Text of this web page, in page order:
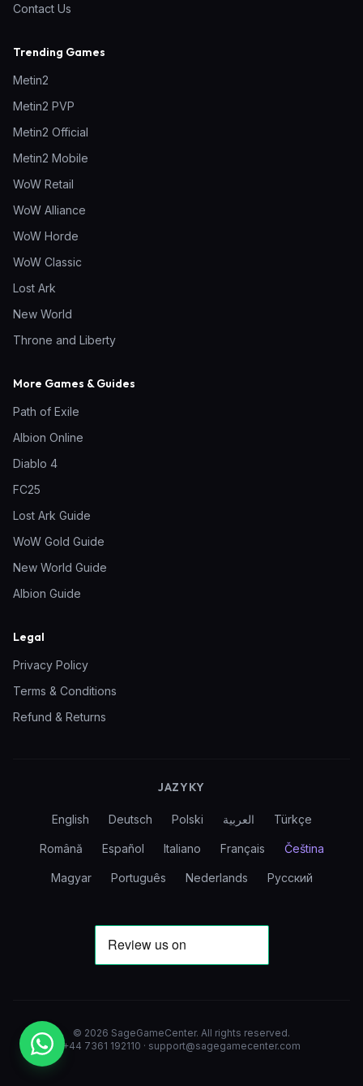
Contact Us
Trending Games
Metin2
Metin2 PVP
Metin2 Official
Metin2 Mobile
WoW Retail
WoW Alliance
WoW Horde
WoW Classic
Lost Ark
New World
Throne and Liberty
More Games & Guides
Path of Exile
Albion Online
Diablo 4
FC25
Lost Ark Guide
WoW Gold Guide
New World Guide
Albion Guide
Legal
Privacy Policy
Terms & Conditions
Refund & Returns
JAZYKY
English Deutsch Polski العربية Türkçe
Română Español Italiano Français Čeština
Magyar Português Nederlands Русский
© 2026 SageGameCenter. All rights reserved.
+44 7361 192110 · support@sagegamecenter.com